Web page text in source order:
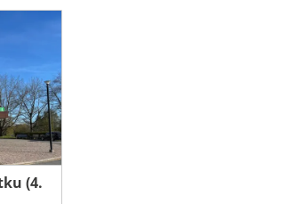
(4.